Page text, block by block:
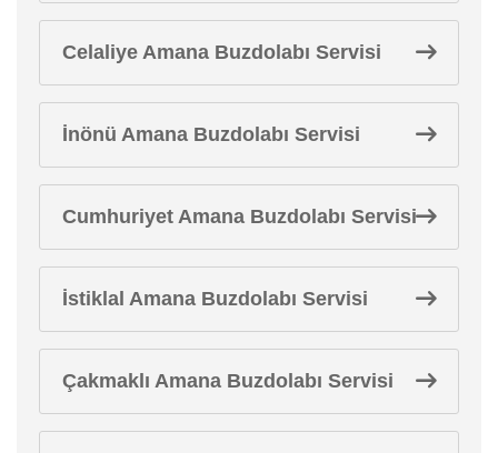
Celaliye Amana Buzdolabı Servisi
İnönü Amana Buzdolabı Servisi
Cumhuriyet Amana Buzdolabı Servisi
İstiklal Amana Buzdolabı Servisi
Çakmaklı Amana Buzdolabı Servisi